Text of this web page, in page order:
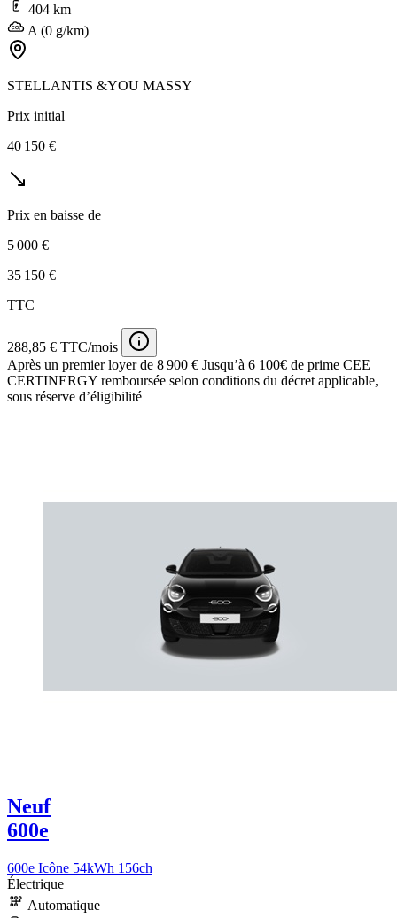
404 km
A (0 g/km)
STELLANTIS &YOU MASSY
Prix initial
40 150 €
Prix en baisse de
5 000 €
35 150 €
TTC
288,85 € TTC/mois
Après un premier loyer de 8 900 € Jusqu’à 6 100€ de prime CEE
CERTINERGY remboursée selon conditions du décret applicable,
sous réserve d’éligibilité
Neuf
600e
600e Icône 54kWh 156ch
Électrique
Automatique